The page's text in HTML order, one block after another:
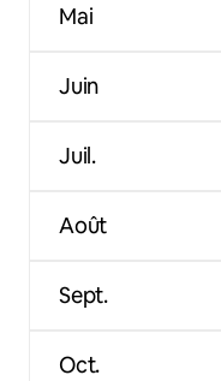
Mai
Juin
Juil.
Août
Sept.
Oct.